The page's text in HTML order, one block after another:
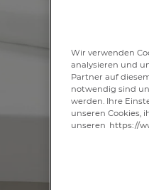
Wir verwenden
analysieren und
Partner auf
notwendig sind
werden. Ihre
unseren Cookies,
unseren https://